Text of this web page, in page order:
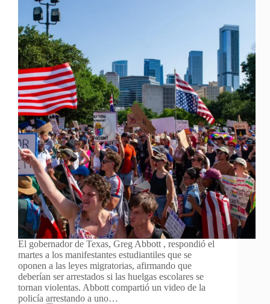
El gobernador de Texas, Greg Abbott , respondió el
martes a los manifestantes estudiantiles que se
oponen a las leyes migratorias, afirmando que
deberían ser arrestados si las huelgas escolares se
tornan violentas. Abbott compartió un video de la
policía arrestando a uno…